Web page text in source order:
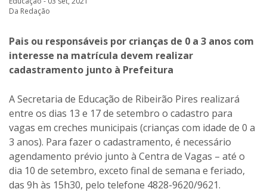
Da Redação
Pais ou responsáveis por crianças de 0 a 3 anos com
interesse na matrícula devem realizar
cadastramento junto à Prefeitura
A Secretaria de Educação de Ribeirão Pires realizará
entre os dias 13 e 17 de setembro o cadastro para
vagas em creches municipais (crianças com idade de 0 a
3 anos). Para fazer o cadastramento, é necessário
agendamento prévio junto à Centra de Vagas – até o
dia 10 de setembro, exceto final de semana e feriado,
das 9h às 15h30, pelo telefone 4828-9620/9621.